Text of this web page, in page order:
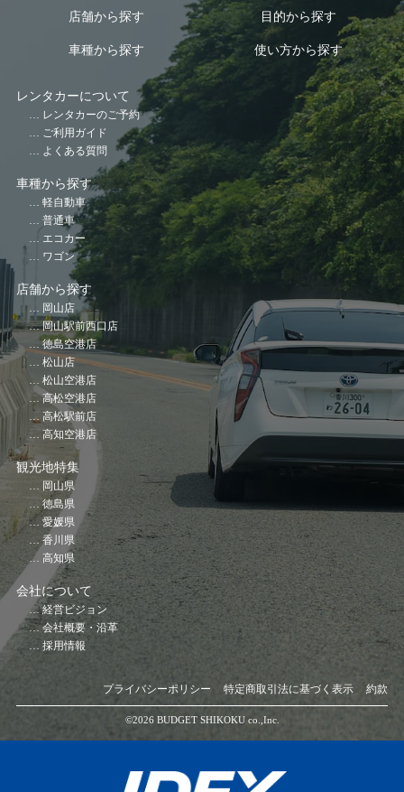
店舗から探す 目的から探す
車種から探す 使い方から探す
レンタカーについて
レンタカーのご予約
ご利用ガイド
よくある質問
車種から探す
軽自動車
普通車
エコカー
ワゴン
店舗から探す
岡山店
岡山駅前西口店
徳島空港店
松山店
松山空港店
高松空港店
高松駅前店
高知空港店
観光地特集
岡山県
徳島県
愛媛県
香川県
高知県
会社について
経営ビジョン
会社概要・沿革
採用情報
プライバシーポリシー 特定商取引法に基づく表示 約款
©️2026 BUDGET SHIKOKU co.,Inc.